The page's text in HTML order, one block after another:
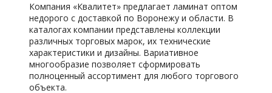
Компания «Квалитет» предлагает ламинат оптом
недорого с доставкой по Воронежу и области. В
каталогах компании представлены коллекции
различных торговых марок, их технические
характеристики и дизайны. Вариативное
многообразие позволяет сформировать
полноценный ассортимент для любого торгового
объекта.